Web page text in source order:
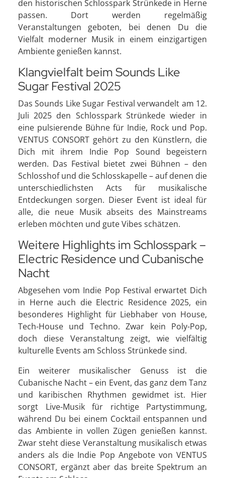
den historischen Schlosspark Strünkede in Herne
passen. Dort werden regelmäßig
Veranstaltungen geboten, bei denen Du die
Vielfalt moderner Musik in einem einzigartigen
Ambiente genießen kannst.
Klangvielfalt beim Sounds Like
Sugar Festival 2025
Das Sounds Like Sugar Festival verwandelt am 12.
Juli 2025 den Schlosspark Strünkede wieder in
eine pulsierende Bühne für Indie, Rock und Pop.
VENTUS CONSORT gehört zu den Künstlern, die
Dich mit ihrem Indie Pop Sound begeistern
werden. Das Festival bietet zwei Bühnen – den
Schlosshof und die Schlosskapelle – auf denen die
unterschiedlichsten Acts für musikalische
Entdeckungen sorgen. Dieser Event ist ideal für
alle, die neue Musik abseits des Mainstreams
erleben möchten und gute Vibes schätzen.
Weitere Highlights im Schlosspark –
Electric Residence und Cubanische
Nacht
Abgesehen vom Indie Pop Festival erwartet Dich
in Herne auch die Electric Residence 2025, ein
besonderes Highlight für Liebhaber von House,
Tech-House und Techno. Zwar kein Poly-Pop,
doch diese Veranstaltung zeigt, wie vielfältig
kulturelle Events am Schloss Strünkede sind.
Ein weiterer musikalischer Genuss ist die
Cubanische Nacht – ein Event, das ganz dem Tanz
und karibischen Rhythmen gewidmet ist. Hier
sorgt Live-Musik für richtige Partystimmung,
während Du bei einem Cocktail entspannen und
das Ambiente in vollen Zügen genießen kannst.
Zwar steht diese Veranstaltung musikalisch etwas
anders als die Indie Pop Angebote von VENTUS
CONSORT, ergänzt aber das breite Spektrum an